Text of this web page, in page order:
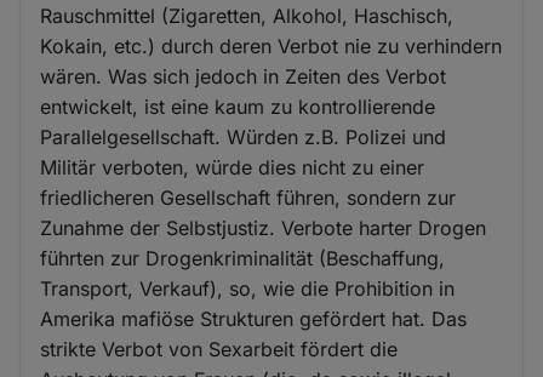
Rauschmittel (Zigaretten, Alkohol, Haschisch,
Kokain, etc.) durch deren Verbot nie zu verhindern
wären. Was sich jedoch in Zeiten des Verbot
entwickelt, ist eine kaum zu kontrollierende
Parallelgesellschaft. Würden z.B. Polizei und
Militär verboten, würde dies nicht zu einer
friedlicheren Gesellschaft führen, sondern zur
Zunahme der Selbstjustiz. Verbote harter Drogen
führten zur Drogenkriminalität (Beschaffung,
Transport, Verkauf), so, wie die Prohibition in
Amerika mafiöse Strukturen gefördert hat. Das
strikte Verbot von Sexarbeit fördert die